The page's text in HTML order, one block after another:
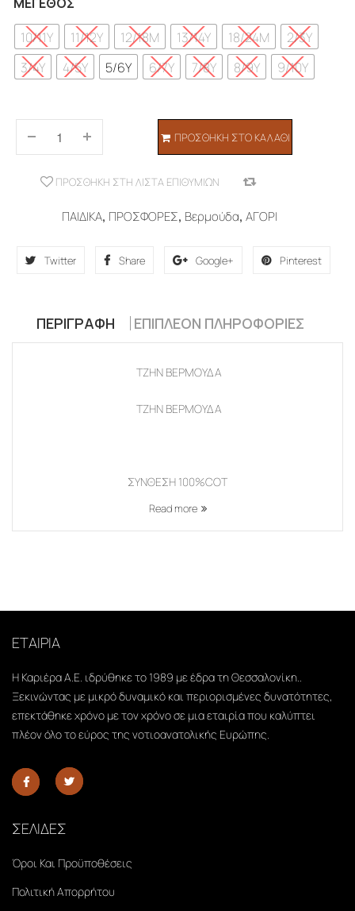
10/11Y
11/12Y 12/18M 13/14Y 18/24M
2/3Y
3/4Y
4/5Y 5/6Y 6/7Y 7/8Y 8/9Y 9/10Y
ΠΡΟΣΘΉΚΗ ΣΤΟ ΚΑΛΆΘΙ
ΠΡΟΣΘΉΚΗ ΣΤΗ ΛΊΣΤΑ ΕΠΙΘΥΜΙΏΝ
ΠΑΙΔΙΚΑ, ΠΡΟΣΦΟΡΕΣ, Βερμούδα, ΑΓΟΡΙ
Twitter Share Google+ Pinterest
ΠΕΡΙΓΡΑΦΉ ΕΠΙΠΛΈΟΝ ΠΛΗΡΟΦΟΡΊΕΣ
ΤΖΗΝ ΒΕΡΜΟΥΔΑ
ΤΖΗΝ ΒΕΡΜΟΥΔΑ
ΣΥΝΘΕΣΗ 100%COT
Read more
ΕΤΑΙΡΙΑ
Η Καριέρα Α.Ε. ιδρύθηκε το 1989 με έδρα τη Θεσσαλονίκη..
Ξεκινώντας με μικρό δυναμικό και περιορισμένες δυνατότητες,
επεκτάθηκε χρόνο με τον χρόνο σε μια εταιρία που καλύπτει
πλέον όλο το εύρος της νοτιοανατολικής Ευρώπης.
ΣΕΛΙΔΕΣ
Όροι Και Προϋποθέσεις
Πολιτική Απορρήτου